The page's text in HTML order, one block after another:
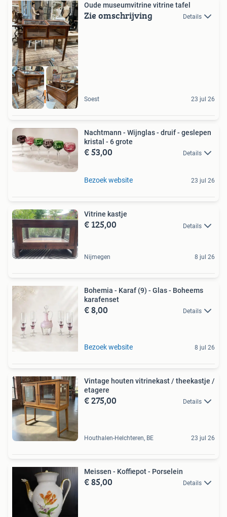
De Bosrand
Oude museumvitrine vitrine tafel
Zie omschrijving Details
Soest 23 jul 26
Nachtmann - Wijnglas - druif - geslepen
kristal - 6 grote
€ 53,00 Details
Bezoek website 23 jul 26
Vitrine kastje
€ 125,00 Details
Nijmegen 8 jul 26
Bohemia - Karaf (9) - Glas - Boheems
karafenset
€ 8,00 Details
Bezoek website 8 jul 26
Vintage houten vitrinekast / theekastje /
etagere
€ 275,00 Details
Houthalen-Helchteren, BE 23 jul 26
Meissen - Koffiepot - Porselein
€ 85,00 Details